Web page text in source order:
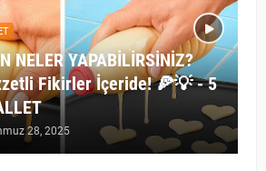
NELER YAPABİLİRSİNİZ?
Fikirler İçeride! 🍕💡 - 5
28, 2025